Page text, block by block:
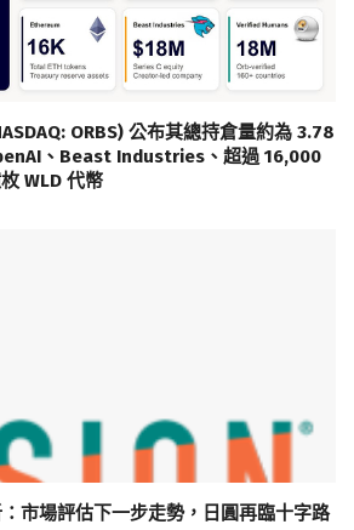
ORBS) 公布其總持倉量約為 3.78
、Beast Industries、超過 16,000
WLD 代幣
市場評估下一步走勢，日圓再臨十字路